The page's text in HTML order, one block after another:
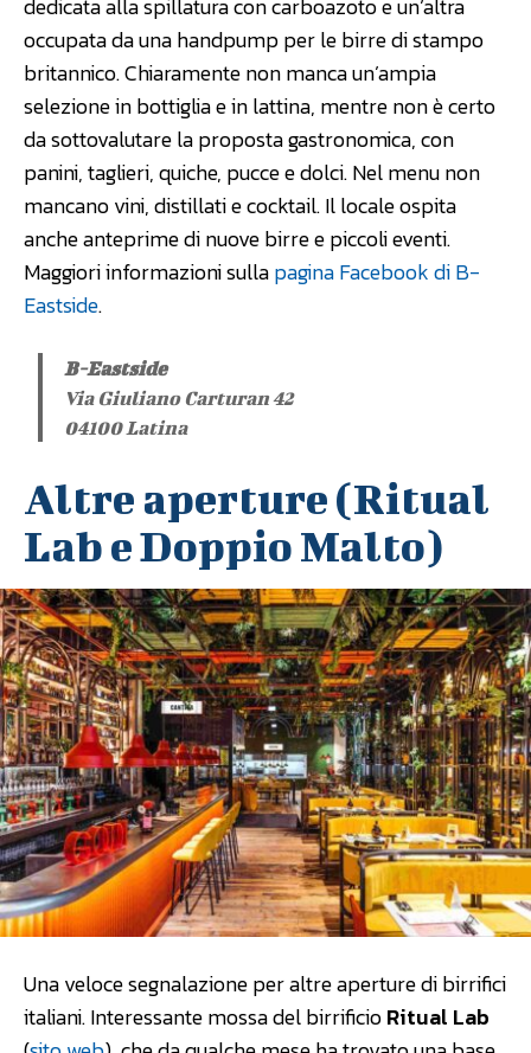
occupata da una handpump per le birre di stampo
britannico. Chiaramente non manca un’ampia
selezione in bottiglia e in lattina, mentre non è certo
da sottovalutare la proposta gastronomica, con
panini, taglieri, quiche, pucce e dolci. Nel menu non
mancano vini, distillati e cocktail. Il locale ospita
anche anteprime di nuove birre e piccoli eventi.
Maggiori informazioni sullapagina Facebook di B-
Eastside.
B-Eastside
Via Giuliano Carturan 42
04100 Latina
Altre aperture (Ritual
Lab e Doppio Malto)
Una veloce segnalazione per altre aperture di birrifici
italiani. Interessante mossa del birrificioRitual Lab